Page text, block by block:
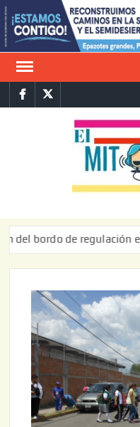
Saltar
al
contenido
FacebookTwitter
de regulación en el